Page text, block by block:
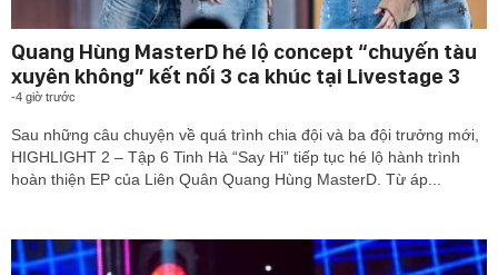
Quang Hùng MasterD hé lộ concept “chuyến tàu
xuyên không” kết nối 3 ca khúc tại Livestage 3
-4 giờ trước
Sau những câu chuyện về quá trình chia đội và ba đội trưởng mới,
HIGHLIGHT 2 – Tập 6 Tinh Hà “Say Hi” tiếp tục hé lộ hành trình
hoàn thiện EP của Liên Quân Quang Hùng MasterD. Từ áp...